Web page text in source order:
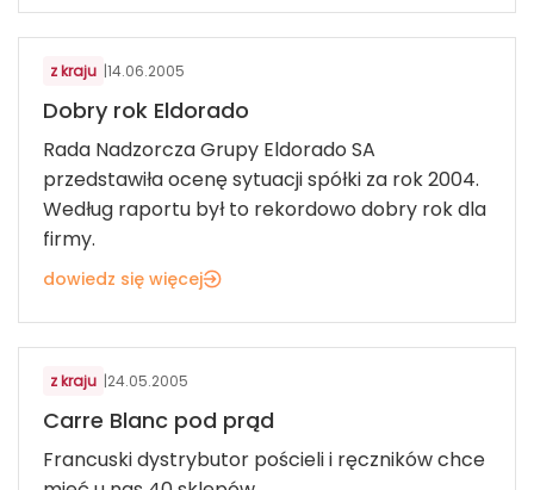
ART. SPOŻYWCZE I FMCG
z kraju |14.06.2005
Dobry rok Eldorado
Rada Nadzorcza Grupy Eldorado SA
przedstawiła ocenę sytuacji spółki za rok 2004.
Według raportu był to rekordowo dobry rok dla
firmy.
dowiedz się więcej
ART. SPOŻYWCZE I FMCG
z kraju |24.05.2005
Carre Blanc pod prąd
Francuski dystrybutor pościeli i ręczników chce